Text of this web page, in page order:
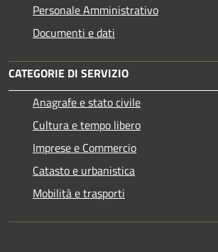
Personale Amministrativo
Documenti e dati
CATEGORIE DI SERVIZIO
Anagrafe e stato civile
Cultura e tempo libero
Imprese e Commercio
Catasto e urbanistica
Mobilità e trasporti